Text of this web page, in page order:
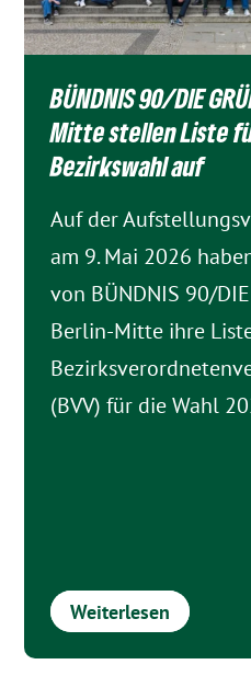
BÜNDNIS 90/DIE
Mitte stellen Liste
Bezirkswahl auf
Auf der
am 9. Mai 2026
von BÜNDNIS 90/DIE
Berlin-Mitte ihre
(BVV) für die Wahl
Weiterlesen